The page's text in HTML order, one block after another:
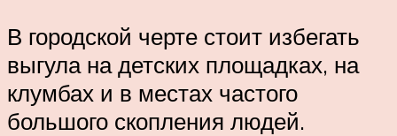
В городской черте стоит избегать
выгула на детских площадках, на
клумбах и в местах частого
большого скопления людей.